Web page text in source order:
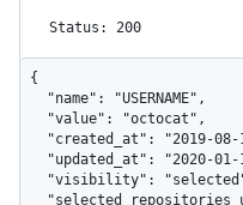
Status: 200
{